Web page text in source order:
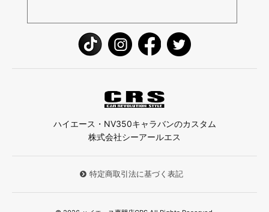
ハイエース・NV350キャラバンのカスタム
株式会社シーアールエス
特定商取引法に基づく表記